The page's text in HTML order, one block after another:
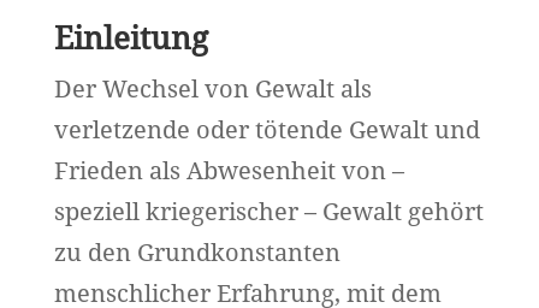
Einleitung
Der Wechsel von Gewalt als
verletzende oder tötende Gewalt und
Frieden als Abwesenheit von –
speziell kriegerischer – Gewalt gehört
zu den Grundkonstanten
menschlicher Erfahrung, mit dem